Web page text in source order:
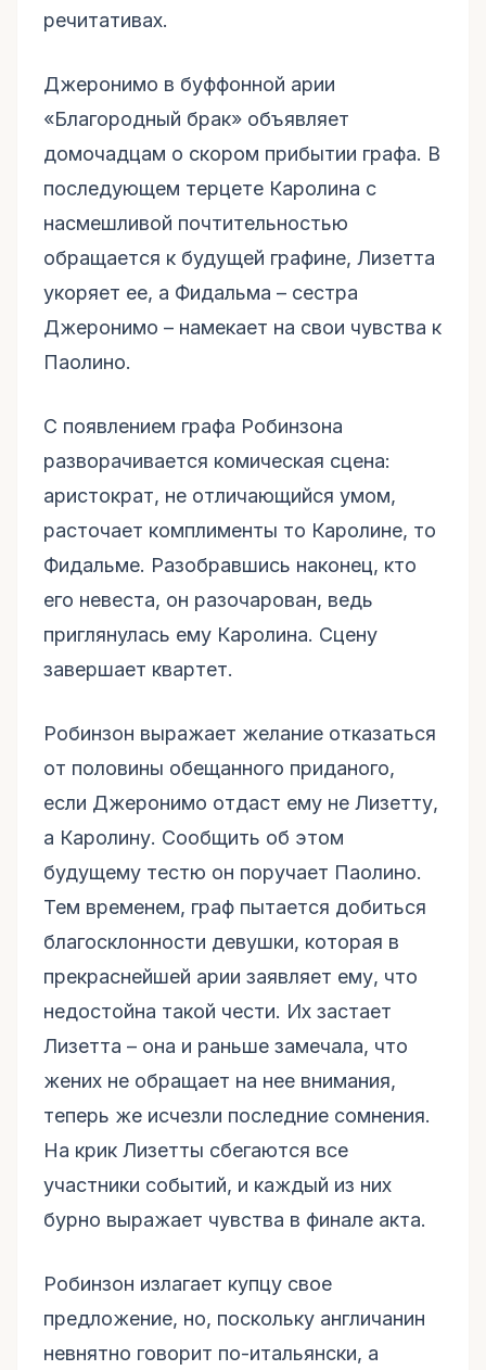
речитативах.
Джеронимо в буффонной арии
«Благородный брак» объявляет
домочадцам о скором прибытии графа. В
последующем терцете Каролина с
насмешливой почтительностью
обращается к будущей графине, Лизетта
укоряет ее, а Фидальма – сестра
Джеронимо – намекает на свои чувства к
Паолино.
С появлением графа Робинзона
разворачивается комическая сцена:
аристократ, не отличающийся умом,
расточает комплименты то Каролине, то
Фидальме. Разобравшись наконец, кто
его невеста, он разочарован, ведь
приглянулась ему Каролина. Сцену
завершает квартет.
Робинзон выражает желание отказаться
от половины обещанного приданого,
если Джеронимо отдаст ему не Лизетту,
а Каролину. Сообщить об этом
будущему тестю он поручает Паолино.
Тем временем, граф пытается добиться
благосклонности девушки, которая в
прекраснейшей арии заявляет ему, что
недостойна такой чести. Их застает
Лизетта – она и раньше замечала, что
жених не обращает на нее внимания,
теперь же исчезли последние сомнения.
На крик Лизетты сбегаются все
участники событий, и каждый из них
бурно выражает чувства в финале акта.
Робинзон излагает купцу свое
предложение, но, поскольку англичанин
невнятно говорит по-итальянски, а